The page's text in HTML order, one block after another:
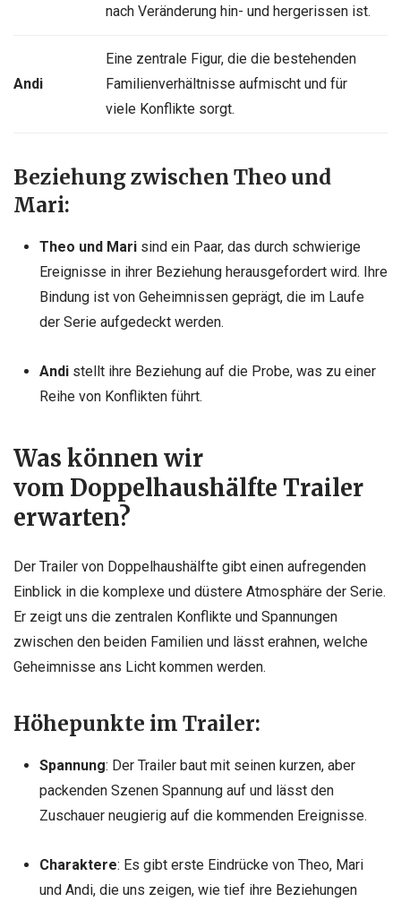
nach Veränderung hin- und hergerissen ist.
Andi
Eine zentrale Figur, die die bestehenden
Familienverhältnisse aufmischt und für
viele Konflikte sorgt.
Beziehung zwischen Theo und
Mari:
Theo und Marisind ein Paar, das durch schwierige
Ereignisse in ihrer Beziehung herausgefordert wird. Ihre
Bindung ist von Geheimnissen geprägt, die im Laufe
der Serie aufgedeckt werden.
Andistellt ihre Beziehung auf die Probe, was zu einer
Reihe von Konflikten führt.
Was können wir
vom Doppelhaushälfte Trailer
erwarten?
Der Trailer von Doppelhaushälfte gibt einen aufregenden
Einblick in die komplexe und düstere Atmosphäre der Serie.
Er zeigt uns die zentralen Konflikte und Spannungen
zwischen den beiden Familien und lässt erahnen, welche
Geheimnisse ans Licht kommen werden.
Höhepunkte im Trailer:
Spannung: Der Trailer baut mit seinen kurzen, aber
packenden Szenen Spannung auf und lässt den
Zuschauer neugierig auf die kommenden Ereignisse.
Charaktere: Es gibt erste Eindrücke von Theo, Mari
und Andi, die uns zeigen, wie tief ihre Beziehungen